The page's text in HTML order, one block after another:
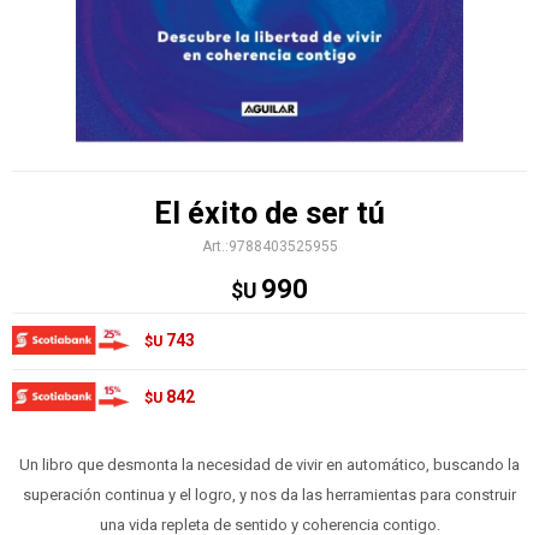
El éxito de ser tú
9788403525955
$U 990
$U 743
$U 842
Un libro que desmonta la necesidad de vivir en automático, buscando la
superación continua y el logro, y nos da las herramientas para construir
una vida repleta de sentido y coherencia contigo.